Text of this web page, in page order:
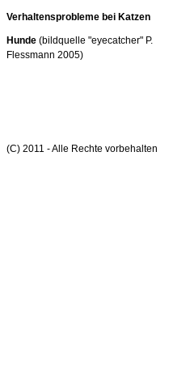
Verhaltensprobleme bei Katzen
Hunde (bildquelle "eyecatcher" P.
Flessmann 2005)
(C) 2011 - Alle Rechte vorbehalten